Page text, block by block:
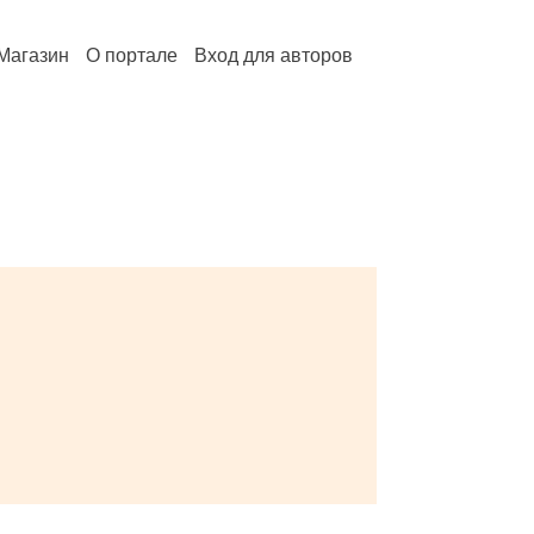
О портале Вход для авторов